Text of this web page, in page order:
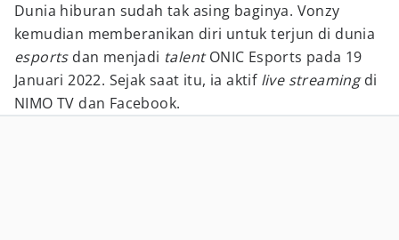
Dunia hiburan sudah tak asing baginya. Vonzy
kemudian memberanikan diri untuk terjun di dunia
esportsdan menjadi talentONIC Esports pada 19
Januari 2022. Sejak saat itu, ia aktif live streamingdi
NIMO TV dan Facebook.